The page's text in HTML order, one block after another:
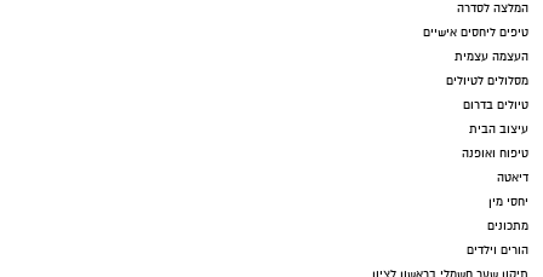
המלצה לסדרה
טיפים ליחסים אישיים
העצמה עצמית
מסלולים לטיולים
טיולים בדרום
עיצוב הבית
טיפוח ואופנה
דיאטה
יחסי מין
מתכונים
הורים וילדים